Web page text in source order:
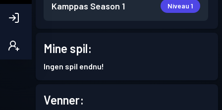
Kamppas Season 1 Niveau 1
Mine spil:
Ingen spil endnu!
Venner: